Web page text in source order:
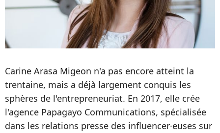
Carine Arasa Migeon n'a pas encore atteint la
trentaine, mais a déjà largement conquis les
sphères de l'entrepreneuriat. En 2017, elle crée
l'agence Papagayo Communications, spécialisée
dans les relations presse des influencer·euses sur